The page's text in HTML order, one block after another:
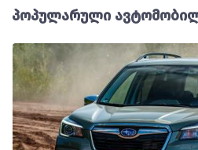
პოპულარული